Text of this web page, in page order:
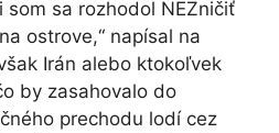
som sa rozhodol NEZničiť
ostrove,“ napísal na
Irán alebo ktokoľvek
by zasahovalo do
prechodu lodí cez